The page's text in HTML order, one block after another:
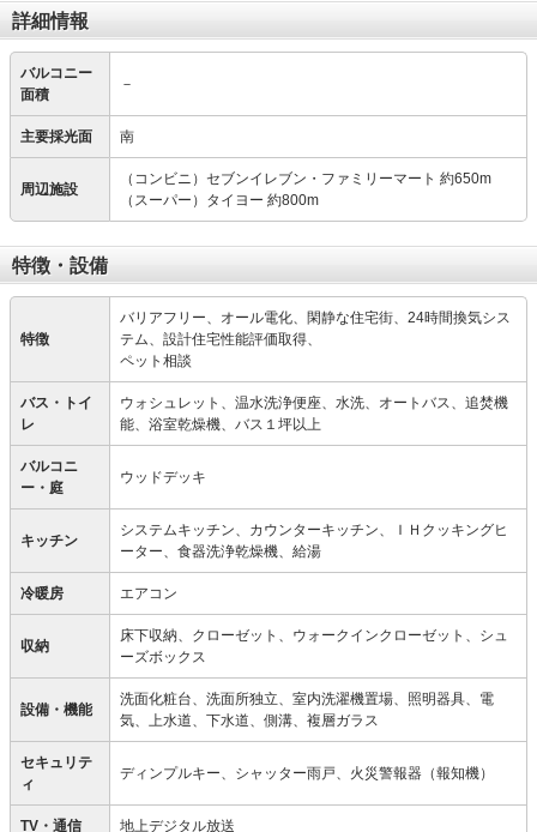
詳細情報
バルコニー
面積
－
主要採光面 南
周辺施設
（コンビニ）セブンイレブン・ファミリーマート 約650m
（スーパー）タイヨー 約800m
特徴・設備
特徴
バリアフリー、オール電化、閑静な住宅街、24時間換気シス
テム、設計住宅性能評価取得、
ペット相談
バス・トイ
レ
ウォシュレット、温水洗浄便座、水洗、オートバス、追焚機
能、浴室乾燥機、バス１坪以上
バルコニ
ー・庭
ウッドデッキ
キッチン
システムキッチン、カウンターキッチン、ＩＨクッキングヒ
ーター、食器洗浄乾燥機、給湯
冷暖房 エアコン
収納
床下収納、クローゼット、ウォークインクローゼット、シュ
ーズボックス
設備・機能
洗面化粧台、洗面所独立、室内洗濯機置場、照明器具、電
気、上水道、下水道、側溝、複層ガラス
セキュリテ
ィ
ディンプルキー、シャッター雨戸、火災警報器（報知機）
TV・通信 地上デジタル放送